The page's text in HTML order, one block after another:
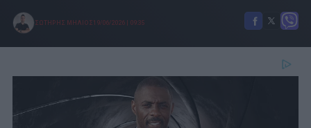
ΣΩΤΗΡΗΣ ΜΗΛΙΟΣ 19/06/2026 09:35